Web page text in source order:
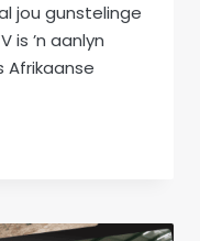
jou gunstelinge
is ’n aanlyn
Afrikaanse